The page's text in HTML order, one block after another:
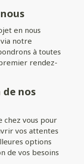
il assure un
épurée.
formes de
élégantes pour un
en nous
notre
à toutes
rendez-
de nos
chez vous pour
vos attentes
options
de vos besoins